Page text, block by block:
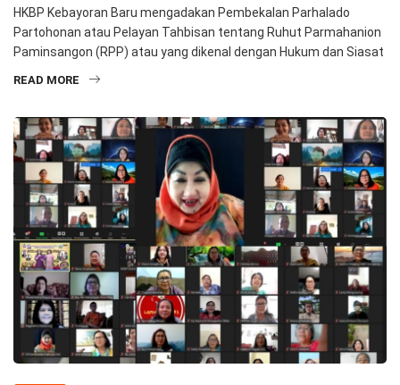
HKBP Kebayoran Baru mengadakan Pembekalan Parhalado
Partohonan atau Pelayan Tahbisan tentang Ruhut Parmahanion
Paminsangon (RPP) atau yang dikenal dengan Hukum dan Siasat
READ MORE